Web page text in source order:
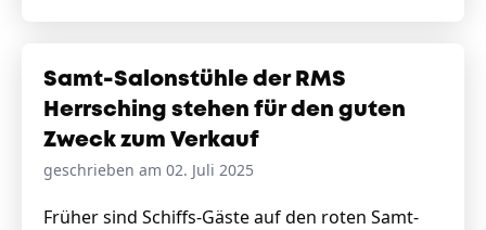
Samt-Salonstühle der RMS
Herrsching stehen für den guten
Zweck zum Verkauf
geschrieben am 02. Juli 2025
Früher sind Schiffs-Gäste auf den roten Samt-